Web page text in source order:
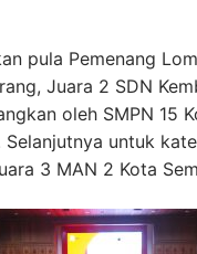
pula Pemenang
Juara 2 SDN
oleh SMPN 15
untuk
3 MAN 2 Kota